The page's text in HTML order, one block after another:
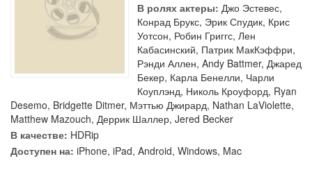
В ролях актеры: Джо Эстевес,
Конрад Брукс, Эрик Спудик, Крис
Уотсон, Робин Григгс, Лен
Кабасинский, Патрик МакКэффри,
Рэнди Аллен, Andy Battmer, Джаред
Бекер, Карла Бенелли, Чарли
Коуплэнд, Николь Кроуфорд, Ryan
Desemo, Bridgette Ditmer, Мэттью Джирард, Nathan LaViolette,
Matthew Mazouch, Деррик Шаллер, Jered Becker
В качестве: HDRip
Доступен на: iPhone, iPad, Android, Windows, Mac